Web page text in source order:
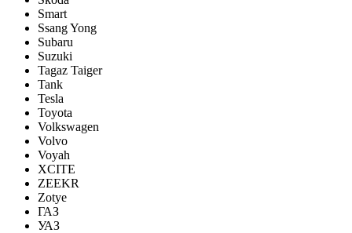
Smart
Ssang Yong
Subaru
Suzuki
Tagaz Taiger
Tank
Tesla
Toyota
Volkswagen
Volvo
Voyah
XCITE
ZEEKR
Zotye
ГАЗ
УАЗ